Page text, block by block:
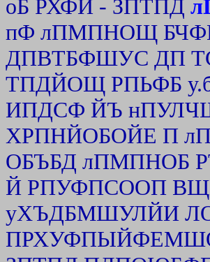
оБ РХФЙ - ЗПТПД
пФ лПМПНОЩ
ДПВТБФШУС ДП
ТПДЙОЩ РПЬФБ
ИПДСФ ЙЪ
ХРПНЙОБОЙЕ П
ОБЪБД лПМПНОБ
Й РПУФПСООП
уХЪДБМШУЛЙИ